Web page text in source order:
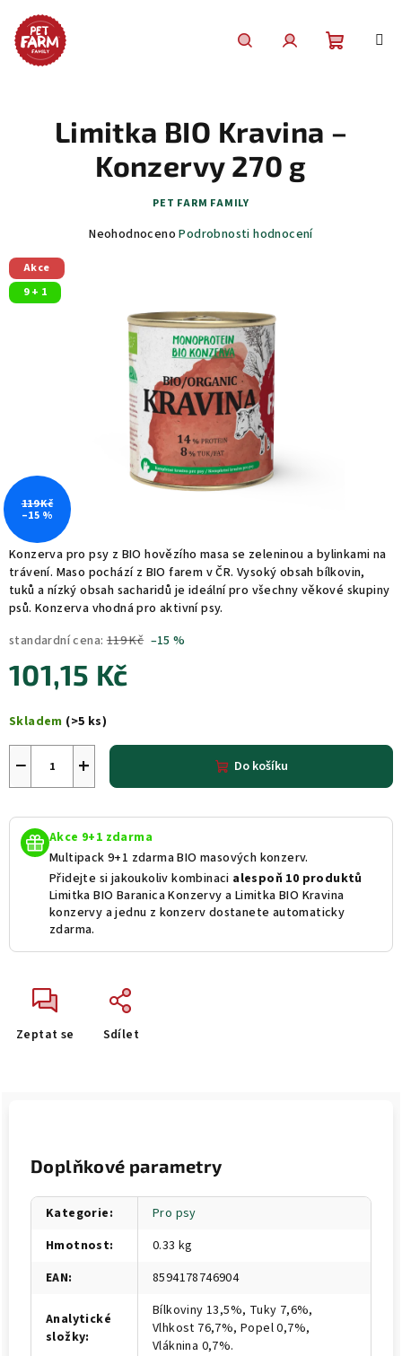
obsah
Konzerva pro psy z BIO hovězího masa se zeleninou a bylinkami na
trávení. Maso pochází z BIO farem v ČR. Vysoký obsah bílkovin,
tuků a nízký obsah sacharidů je ideální pro všechny věkové skupiny
psů. Konzerva vhodná pro aktivní psy.
standardní cena: 119 Kč –15 %
101,15 Kč
cena:
Skladem (>5 ks)
+
− Do košíku
Akce 9+1 zdarma
Multipack 9+1 zdarma BIO masových konzerv.
Přidejte si jakoukoliv kombinaci alespoň 10 produktů
Limitka BIO Baranica Konzervy a Limitka BIO Kravina
konzervy a jednu z konzerv dostanete automaticky
zdarma.
Zeptat se Sdílet
Limitka BIO Kravina –
Konzervy 270 g
PET FARM FAMILY
Průměrné
hvězdiček.
Neohodnoceno Podrobnosti hodnocení
Akce
9 + 1
119 Kč
–15 %
Doplňkové parametry
Kategorie:
Pro psy
Hmotnost:
0.33 kg
EAN: 8594178746904
Analytické
složky:
Bílkoviny 13,5%, Tuky 7,6%,
Vlhkost 76,7%, Popel 0,7%,
Vláknina 0,7%.